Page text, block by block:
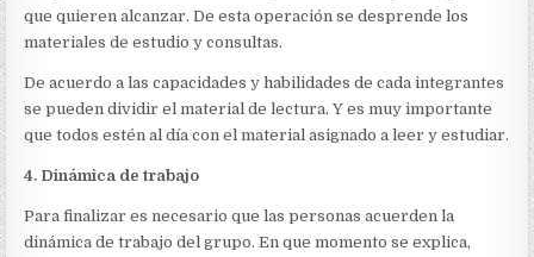
que quieren alcanzar. De esta operación se desprende los
materiales de estudio y consultas.
De acuerdo a las capacidades y habilidades de cada integrantes
se pueden dividir el material de lectura. Y es muy importante
que todos estén al día con el material asignado a leer y estudiar.
4. Dinámica de trabajo
Para finalizar es necesario que las personas acuerden la
dinámica de trabajo del grupo. En que momento se explica,